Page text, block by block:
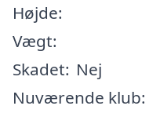
Højde:
Vægt:
Skadet: Nej
Nuværende klub: